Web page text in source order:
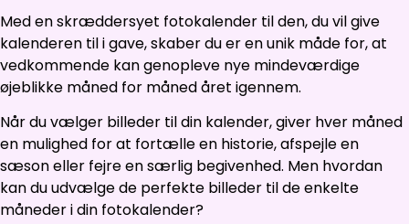
Med en skræddersyet fotokalender til den, du vil give
kalenderen til i gave, skaber du er en unik måde for, at
vedkommende kan genopleve nye mindeværdige
øjeblikke måned for måned året igennem.
Når du vælger billeder til din kalender, giver hver måned
en mulighed for at fortælle en historie, afspejle en
sæson eller fejre en særlig begivenhed. Men hvordan
kan du udvælge de perfekte billeder til de enkelte
måneder i din fotokalender?